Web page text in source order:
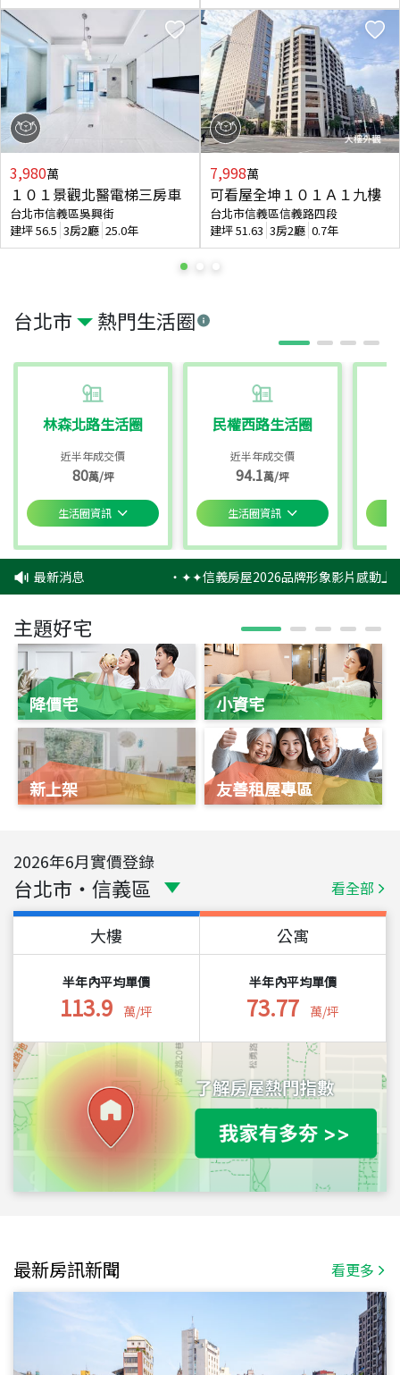
台北市 熱門生活圈
林森北路生活圈
近半年成交價
80萬/坪
生活圈資訊
民權西路生活圈
近半年成交價
94.1萬/坪
生活圈資訊
3,980萬
１０１景觀北醫電梯三房車
台北市信義區吳興街
建坪56.5 3房2廳 25.0年
7,998萬
可看屋全坤１０１Ａ１九樓
台北市信義區信義路四段
建坪51.63 3房2廳 0.7年
最新消息 ‧✦✦信義房屋2026品牌形象影片感動上
主題好宅
降價宅
新上架
小資宅
友善租屋專區
2026年6月實價登錄
台北市 ・ 信義區 看全部
大樓
半年內平均單價
113.9 萬/坪
公寓
半年內平均單價
73.77 萬/坪
最新房訊新聞 看更多